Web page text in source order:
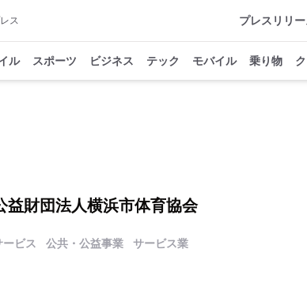
ス プレスリリ
ル スポーツ ビジネス テック モバイル 乗り物
益財団法人横浜市体育協会
ービス 公共・公益事業 サービス業